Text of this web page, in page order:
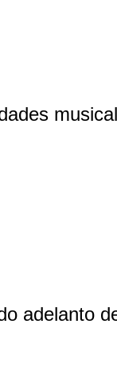
adelanto